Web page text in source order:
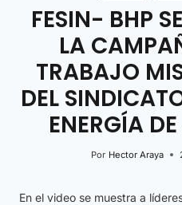
FESIN- BHP
LA
TRABAJO
DEL
ENERGÍA
Por Hector Araya
En el video se muestra a